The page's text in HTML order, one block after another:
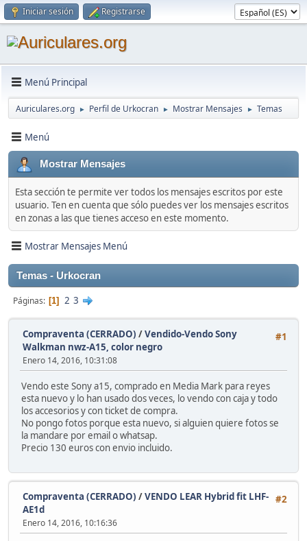
Iniciar sesión Registrarse
Menú Principal
Auriculares.org ► Perfil de Urkocran ► Mostrar Mensajes ► Temas
Menú
Mostrar Mensajes
Esta sección te permite ver todos los mensajes escritos por este
usuario. Ten en cuenta que sólo puedes ver los mensajes escritos
en zonas a las que tienes acceso en este momento.
Mostrar Mensajes Menú
Temas - Urkocran
Páginas 1 2 3
#1
Compraventa (CERRADO) /Vendido-Vendo Sony
Walkman nwz-A15, color negro
Enero 14, 2016, 10:31:08
Vendo este Sony a15, comprado en Media Mark para reyes
esta nuevo y lo han usado dos veces, lo vendo con caja y todo
los accesorios y con ticket de compra.
No pongo fotos porque esta nuevo, si alguien quiere fotos se
la mandare por email o whatsap.
Precio 130 euros con envio incluido.
#2
Compraventa (CERRADO) /VENDO LEAR Hybrid fit LHF-
AE1d
Enero 14, 2016, 10:16:36